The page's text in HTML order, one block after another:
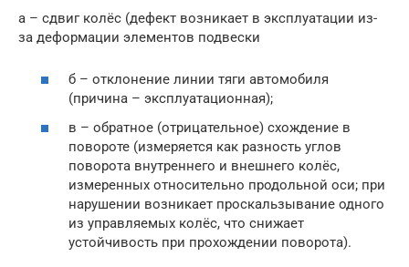
а – сдвиг колёс (дефект возникает в эксплуатации из-
за деформации элементов подвески
б – отклонение линии тяги автомобиля
(причина – эксплуатационная);
в – обратное (отрицательное) схождение в
повороте (измеряется как разность углов
поворота внутреннего и внешнего колёс,
измеренных относительно продольной оси; при
нарушении возникает проскальзывание одного
из управляемых колёс, что снижает
устойчивость при прохождении поворота).